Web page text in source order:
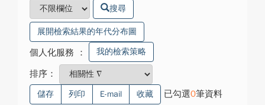
搜尋
展開檢索結果的年代分布圖
個人化服務 ： 我的檢索策略
排序：
儲存 列印 E-mail 收藏 已勾選0筆資料